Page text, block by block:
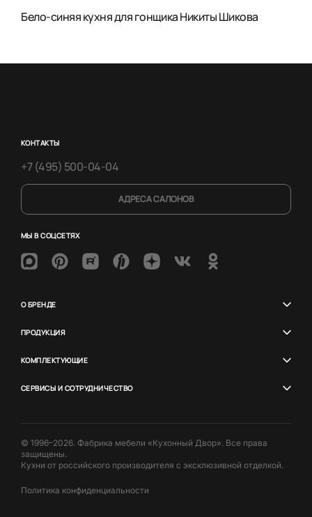
Бело-синяя кухня для гонщика Никиты Шикова
КОНТАКТЫ
+7 (495) 500-04-04
АДРЕСА САЛОНОВ
МЫ В СОЦСЕТЯХ
О БРЕНДЕ
ПРОДУКЦИЯ
КОМПЛЕКТУЮЩИЕ
СЕРВИСЫ И СОТРУДНИЧЕСТВО
© 1996–2026. Фабрика мебели «Кухонный Двор». Все права
защищены.
Кухни от российского производителя с эксклюзивной отделкой.
Политика конфиденциальности